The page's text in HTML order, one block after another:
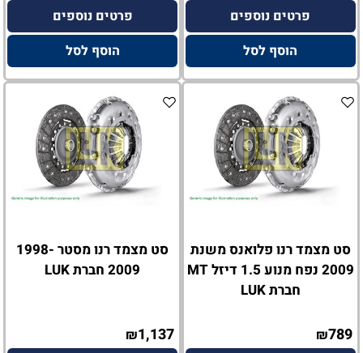
פרטים נוספים
הוסף לסל
פרטים נוספים
הוסף לסל
סט מצמד רנו פלואנס משנת
2009 נפח מנוע 1.5 דיזל MT
חברת LUK
₪789
סט מצמד רנו מסטר 1998-
2009 חברת LUK
₪1,137